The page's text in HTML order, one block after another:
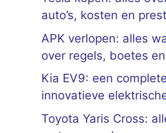
auto’s, kosten en
APK verlopen: alles
over regels, boetes
Kia EV9: een
innovatieve
Toyota Yaris Cross: